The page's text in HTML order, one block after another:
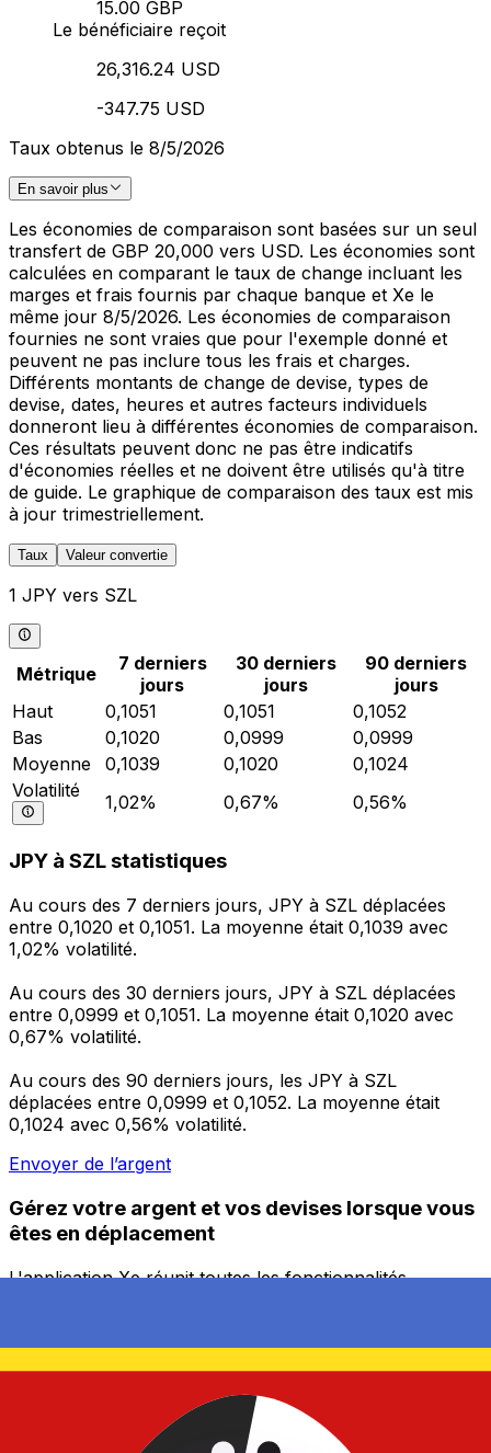
15.00 GBP
Le bénéficiaire reçoit
26,316.24 USD
-347.75 USD
Taux obtenus le 8/5/2026
En savoir plus
Les économies de comparaison sont basées sur un seul
transfert de GBP 20,000 vers USD. Les économies sont
calculées en comparant le taux de change incluant les
marges et frais fournis par chaque banque et Xe le
même jour 8/5/2026. Les économies de comparaison
fournies ne sont vraies que pour l'exemple donné et
peuvent ne pas inclure tous les frais et charges.
Différents montants de change de devise, types de
devise, dates, heures et autres facteurs individuels
donneront lieu à différentes économies de comparaison.
Ces résultats peuvent donc ne pas être indicatifs
d'économies réelles et ne doivent être utilisés qu'à titre
de guide. Le graphique de comparaison des taux est mis
à jour trimestriellement.
Taux Valeur convertie
1 JPY vers SZL
Métrique
7 derniers
jours
30 derniers
jours
90 derniers
jours
Haut
0,1051 0,1051
0,1052
Bas
0,1020 0,0999
0,0999
Moyenne
0,1039 0,1020
0,1024
Volatilité
1,02% 0,67% 0,56%
JPY à SZL statistiques
Au cours des 7 derniers jours, JPY à SZL déplacées
entre 0,1020 et 0,1051. La moyenne était 0,1039 avec
1,02% volatilité.
Au cours des 30 derniers jours, JPY à SZL déplacées
entre 0,0999 et 0,1051. La moyenne était 0,1020 avec
0,67% volatilité.
Au cours des 90 derniers jours, les JPY à SZL
déplacées entre 0,0999 et 0,1052. La moyenne était
0,1024 avec 0,56% volatilité.
Envoyer de l’argent
Gérez votre argent et vos devises lorsque vous
êtes en déplacement
L'application Xe réunit toutes les fonctionnalités
programmez des alertes de taux et transférez de